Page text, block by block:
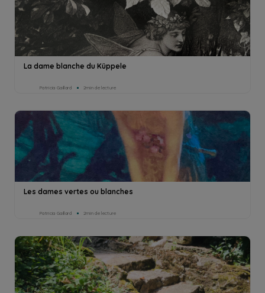
La dame blanche du Küppele
Patricia Gaillard 2min de lecture
Les dames vertes ou blanches
Patricia Gaillard 2min de lecture